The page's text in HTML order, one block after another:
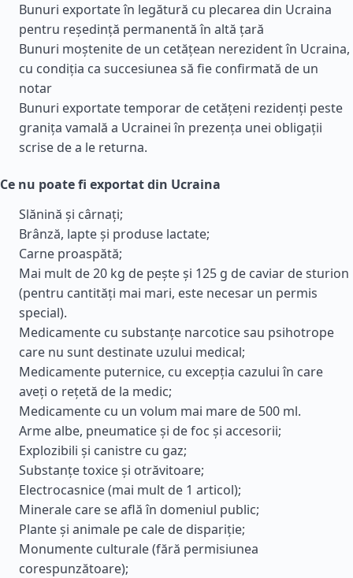
Bunuri exportate în legătură cu plecarea din Ucraina
pentru reședință permanentă în altă țară
Bunuri moștenite de un cetățean nerezident în Ucraina,
cu condiția ca succesiunea să fie confirmată de un
notar
Bunuri exportate temporar de cetățeni rezidenți peste
granița vamală a Ucrainei în prezența unei obligații
scrise de a le returna.
Ce nu poate fi exportat din Ucraina
Slănină și cârnați;
Brânză, lapte și produse lactate;
Carne proaspătă;
Mai mult de 20 kg de pește și 125 g de caviar de sturion
(pentru cantități mai mari, este necesar un permis
special).
Medicamente cu substanțe narcotice sau psihotrope
care nu sunt destinate uzului medical;
Medicamente puternice, cu excepția cazului în care
aveți o rețetă de la medic;
Medicamente cu un volum mai mare de 500 ml.
Arme albe, pneumatice și de foc și accesorii;
Explozibili și canistre cu gaz;
Substanțe toxice și otrăvitoare;
Electrocasnice (mai mult de 1 articol);
Minerale care se află în domeniul public;
Plante și animale pe cale de dispariție;
Monumente culturale (fără permisiunea
corespunzătoare);